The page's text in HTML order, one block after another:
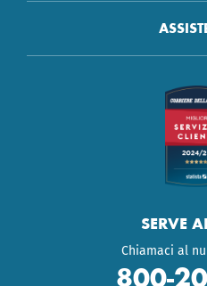
SERVE
Chiamaci al
800-